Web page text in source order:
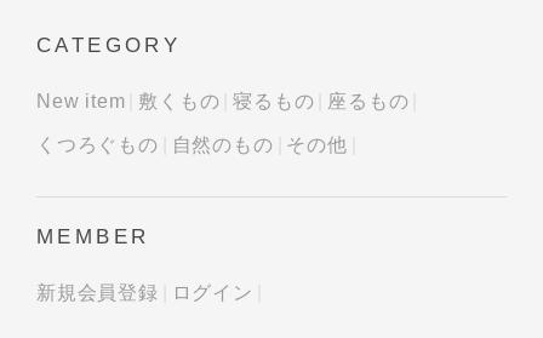
CATEGORY
New item 敷くもの 寝るもの 座るもの
くつろぐもの 自然のもの その他
MEMBER
新規会員登録 ログイン